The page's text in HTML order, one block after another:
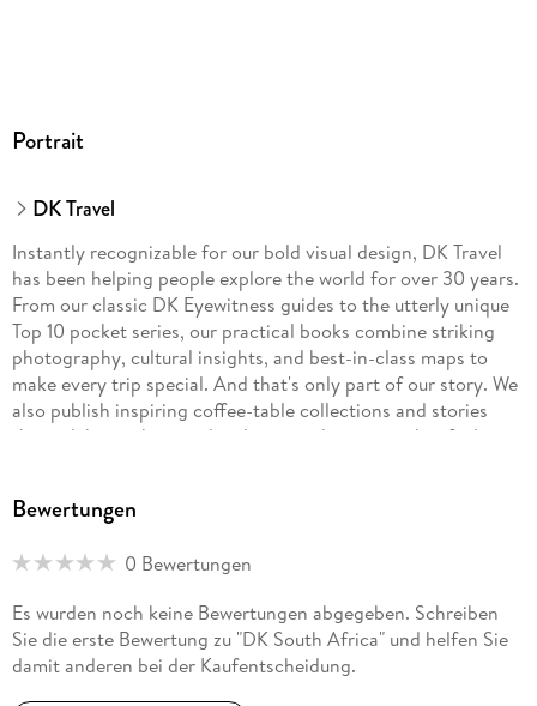
Portrait
DK Travel
Instantly recognizable for our bold visual design, DK Travel
has been helping people explore the world for over 30 years.
From our classic DK Eyewitness guides to the utterly unique
Top 10 pocket series, our practical books combine striking
photography, cultural insights, and best-in-class maps to
make every trip special. And that's only part of our story. We
also publish inspiring coffee-table collections and stories
that celebrate the people, places, and passions that fuel your
want to go.
Bewertungen
0 Bewertungen
Es wurden noch keine Bewertungen abgegeben. Schreiben
Sie die erste Bewertung zu "DK South Africa" und helfen Sie
damit anderen bei der Kaufentscheidung.